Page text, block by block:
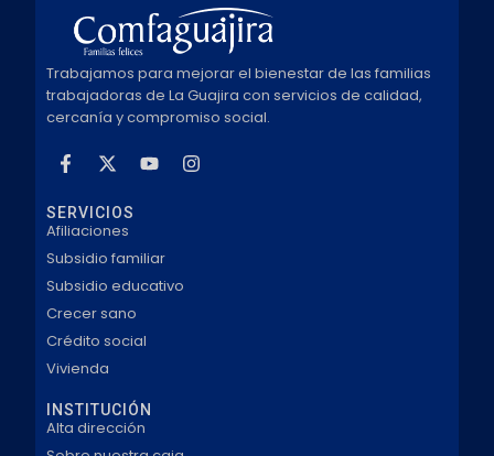
Trabajamos para mejorar el bienestar de las familias
trabajadoras de La Guajira con servicios de calidad,
cercanía y compromiso social.
SERVICIOS
Afiliaciones
Subsidio familiar
Subsidio educativo
Crecer sano
Crédito social
Vivienda
INSTITUCIÓN
Alta dirección